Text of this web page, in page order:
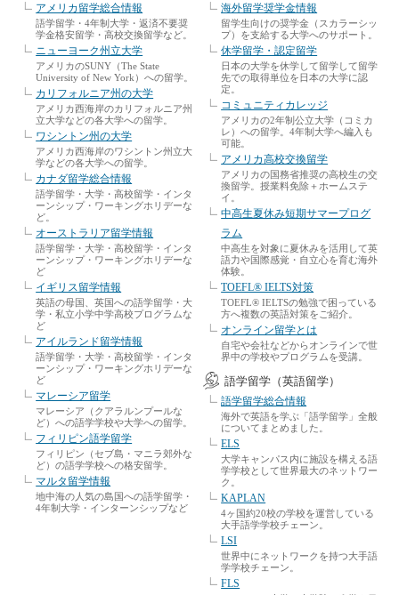
アメリカ留学総合情報
語学留学・4年制大学・返済不要奨
学金格安留学・高校交換留学など。
ニューヨーク州立大学
アメリカのSUNY（The State
University of New York）への留学。
カリフォルニア州の大学
アメリカ西海岸のカリフォルニア州
立大学などの各大学への留学。
ワシントン州の大学
アメリカ西海岸のワシントン州立大
学などの各大学への留学。
カナダ留学総合情報
語学留学・大学・高校留学・インタ
ーンシップ・ワーキングホリデーな
ど。
オーストラリア留学情報
語学留学・大学・高校留学・インタ
ーンシップ・ワーキングホリデーな
ど
イギリス留学情報
英語の母国、英国への語学留学・大
学・私立小学中学高校プログラムな
ど
アイルランド留学情報
語学留学・大学・高校留学・インタ
ーンシップ・ワーキングホリデーな
ど
マレーシア留学
マレーシア（クアラルンプールな
ど）への語学学校や大学への留学。
フィリピン語学留学
フィリピン（セブ島・マニラ郊外な
ど）の語学学校への格安留学。
マルタ留学情報
地中海の人気の島国への語学留学・
4年制大学・インターンシップなど
海外留学奨学金情報
留学生向けの奨学金（スカラーシッ
プ）を支給する大学へのサポート。
休学留学・認定留学
日本の大学を休学して留学して留学
先での取得単位を日本の大学に認
定。
コミュニティカレッジ
アメリカの2年制公立大学（コミカ
レ）への留学。4年制大学へ編入も
可能。
アメリカ高校交換留学
アメリカの国務省推奨の高校生の交
換留学。授業料免除＋ホームステ
イ。
中高生夏休み短期サマープログ
ラム
中高生を対象に夏休みを活用して英
語力や国際感覚・自立心を育む海外
体験。
TOEFL® IELTS対策
TOEFL® IELTSの勉強で困っている
方へ複数の英語対策をご紹介。
オンライン留学とは
自宅や会社などからオンラインで世
界中の学校やプログラムを受講。
語学留学（英語留学）
語学留学総合情報
海外で英語を学ぶ「語学留学」全般
についてまとめました。
ELS
大学キャンパス内に施設を構える語
学学校として世界最大のネットワー
ク。
KAPLAN
4ヶ国約20校の学校を運営している
大手語学学校チェーン。
LSI
世界中にネットワークを持つ大手語
学学校チェーン。
FLS